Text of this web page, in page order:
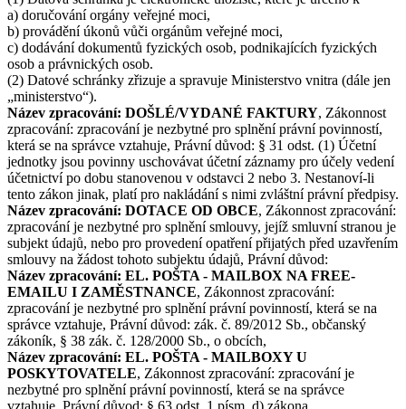
a) doručování orgány veřejné moci,
b) provádění úkonů vůči orgánům veřejné moci,
c) dodávání dokumentů fyzických osob, podnikajících fyzických
osob a právnických osob.
(2) Datové schránky zřizuje a spravuje Ministerstvo vnitra (dále jen
„ministerstvo“).
Název zpracování: DOŠLÉ/VYDANÉ FAKTURY, Zákonnost
zpracování: zpracování je nezbytné pro splnění právní povinností,
která se na správce vztahuje, Právní důvod: § 31 odst. (1) Účetní
jednotky jsou povinny uschovávat účetní záznamy pro účely vedení
účetnictví po dobu stanovenou v odstavci 2 nebo 3. Nestanoví-li
tento zákon jinak, platí pro nakládání s nimi zvláštní právní předpisy.
Název zpracování: DOTACE OD OBCE, Zákonnost zpracování:
zpracování je nezbytné pro splnění smlouvy, jejíž smluvní stranou je
subjekt údajů, nebo pro provedení opatření přijatých před uzavřením
smlouvy na žádost tohoto subjektu údajů, Právní důvod:
Název zpracování: EL. POŠTA - MAILBOX NA FREE-
EMAILU I ZAMĚSTNANCE, Zákonnost zpracování:
zpracování je nezbytné pro splnění právní povinností, která se na
správce vztahuje, Právní důvod: zák. č. 89/2012 Sb., občanský
zákoník, § 38 zák. č. 128/2000 Sb., o obcích,
Název zpracování: EL. POŠTA - MAILBOXY U
POSKYTOVATELE, Zákonnost zpracování: zpracování je
nezbytné pro splnění právní povinností, která se na správce
vztahuje, Právní důvod: § 63 odst. 1 písm. d) zákona